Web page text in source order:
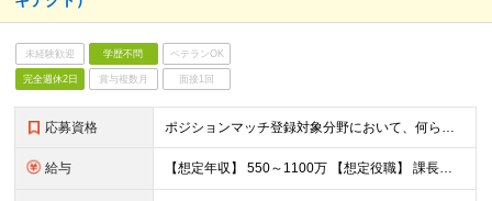
未経験歓迎 学歴不問 ベテランOK
完全週休2日 賞与複数月 面接1回
応募資格 ポジションマッチ登録対象分野において、何らかの知識・経験がある方 【活かせる経験・スキル】 下記いずれかの領域における何かしらの経験／スキル ・ITコンサルタント ・プロジェクトマネージャー ・I
給与 【想定年収】 550～1100万 【想定役職】 課長代理 主任 一般 ※これまでの経験・年齢などを考慮し、当社給与規則に基づき決定します。 ※残業手当 一般社員（定型勤務・フレックスタイム制）の